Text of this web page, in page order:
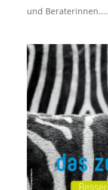
und Beraterinnen....